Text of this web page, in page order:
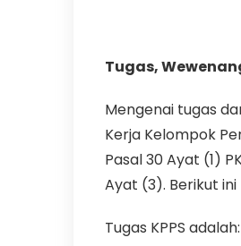
Tugas,
Mengenai tugas
Kerja Kelompok
Pasal 30 Ayat (1)
Ayat (3). Berikut
Tugas KPPS adalah: